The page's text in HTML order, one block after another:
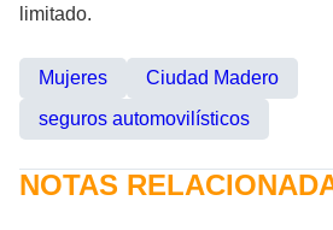
limitado.
Mujeres
Ciudad Madero
seguros automovilísticos
NOTAS